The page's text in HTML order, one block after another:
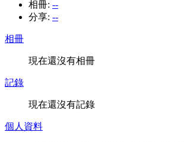
相冊: --
分享: --
相冊
現在還沒有相冊
記錄
現在還沒有記錄
個人資料